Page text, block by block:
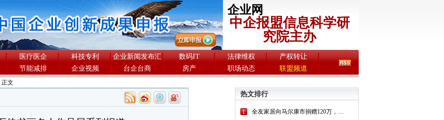
企业网
中企报盟信息科学研
究院主办
医疗医企 科技专利 企业新闻发布汇 数码IT 法律维权
产权转让
节能减排
企业视频 台企台商 房产 职场动态 联盟频道
正文
热文排行
全友家居向马尔康市捐赠120万，成立全友教育帮扶基金